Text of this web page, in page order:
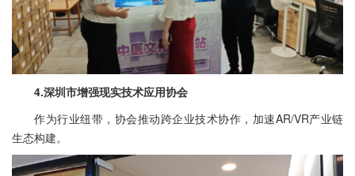
4.深圳市增强现实技术应用协会
作为行业纽带，协会推动跨企业技术协作，加速AR/VR产业链
生态构建。